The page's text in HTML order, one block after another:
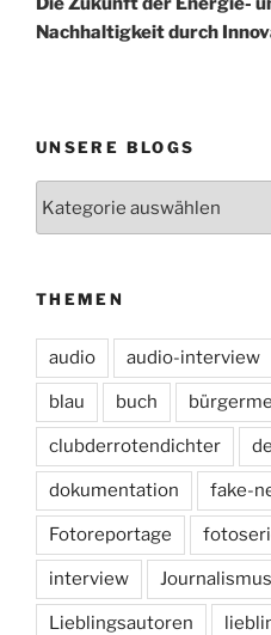
Nachhaltigkeit durch
UNSERE BLOGS
Blogs
THEMEN
audio audio-interview
blau buch
clubderrotendichter
dokumentation fake-
Fotoreportage
interview Journalismus
Lieblingsautoren